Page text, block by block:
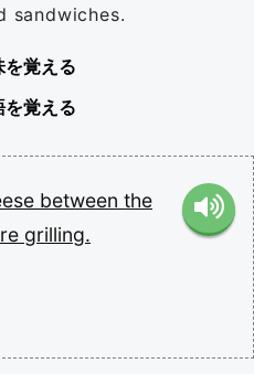
sandwiches.
を覚える
を覚える
between the
grilling.